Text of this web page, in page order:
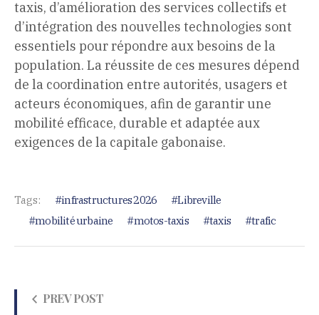
taxis, d’amélioration des services collectifs et
d’intégration des nouvelles technologies sont
essentiels pour répondre aux besoins de la
population. La réussite de ces mesures dépend
de la coordination entre autorités, usagers et
acteurs économiques, afin de garantir une
mobilité efficace, durable et adaptée aux
exigences de la capitale gabonaise.
Tags: infrastructures 2026
Libreville
mobilité urbaine
motos-taxis taxis trafic
PREV POST